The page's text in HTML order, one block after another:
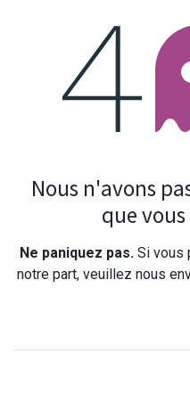
Erreur 404
Nous n'avons
que
Ne paniquez pas.Si vous
notre part, veuillez nous